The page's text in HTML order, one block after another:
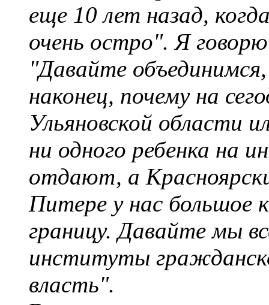
еще 10 лет назад,
очень остро". Я
"Давайте
наконец, почему на
Ульяновской области
ни одного ребенка на
отдают, а
Питере у нас большое
границу. Давайте мы
институты
власть".